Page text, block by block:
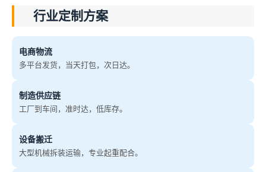
行业定制方案
电商物流
多平台发货，当天打包，次日达。
制造供应链
工厂到车间，准时达，低库存。
设备搬迁
大型机械拆装运输，专业起重配合。